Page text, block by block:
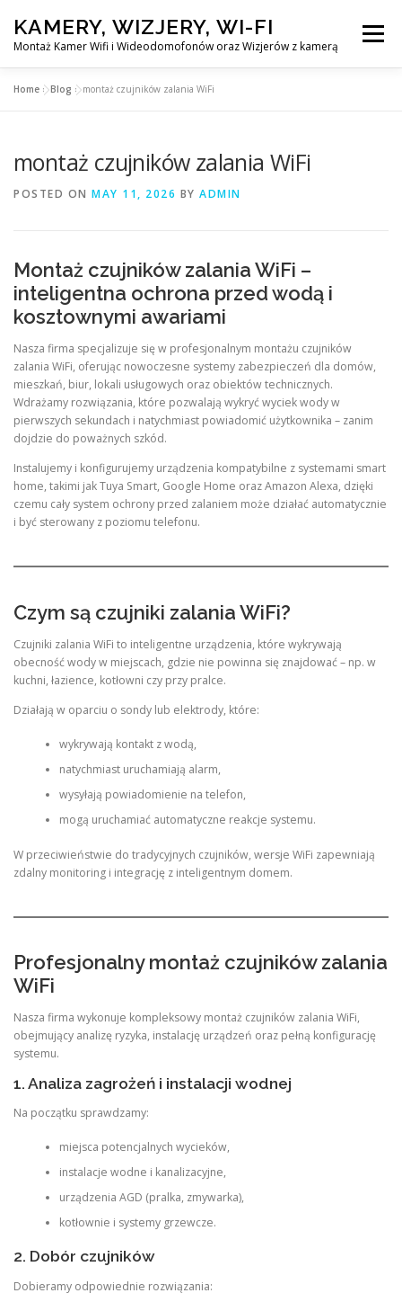
content
KAMERY, WIZJERY, WI-FI
Montaż Kamer Wifi i Wideodomofonów oraz Wizjerów z kamerą
Menu
MONTAŻ WIDEDOMOFONÓW
KONTAKT
EN
Home »Blog »montaż czujników zalania WiFi
montaż czujników zalania WiFi
POSTED ON MAY 11, 2026 BY ADMIN
Montaż czujników zalania WiFi –
inteligentna ochrona przed wodą i
kosztownymi awariami
Nasza firma specjalizuje się w profesjonalnym montażu czujników
zalania WiFi, oferując nowoczesne systemy zabezpieczeń dla domów,
mieszkań, biur, lokali usługowych oraz obiektów technicznych.
Wdrażamy rozwiązania, które pozwalają wykryć wyciek wody w
pierwszych sekundach i natychmiast powiadomić użytkownika – zanim
dojdzie do poważnych szkód.
Instalujemy i konfigurujemy urządzenia kompatybilne z systemami smart
home, takimi jak Tuya Smart, Google Home oraz Amazon Alexa, dzięki
czemu cały system ochrony przed zalaniem może działać automatycznie
i być sterowany z poziomu telefonu.
Czym są czujniki zalania WiFi?
Czujniki zalania WiFi to inteligentne urządzenia, które wykrywają
obecność wody w miejscach, gdzie nie powinna się znajdować – np. w
kuchni, łazience, kotłowni czy przy pralce.
Działają w oparciu o sondy lub elektrody, które:
wykrywają kontakt z wodą,
natychmiast uruchamiają alarm,
wysyłają powiadomienie na telefon,
mogą uruchamiać automatyczne reakcje systemu.
W przeciwieństwie do tradycyjnych czujników, wersje WiFi zapewniają
zdalny monitoring i integrację z inteligentnym domem.
Profesjonalny montaż czujników zalania
WiFi
Nasza firma wykonuje kompleksowy montaż czujników zalania WiFi,
obejmujący analizę ryzyka, instalację urządzeń oraz pełną konfigurację
systemu.
1. Analiza zagrożeń i instalacji wodnej
Na początku sprawdzamy:
miejsca potencjalnych wycieków,
instalacje wodne i kanalizacyjne,
urządzenia AGD (pralka, zmywarka),
kotłownie i systemy grzewcze.
2. Dobór czujników
Dobieramy odpowiednie rozwiązania: